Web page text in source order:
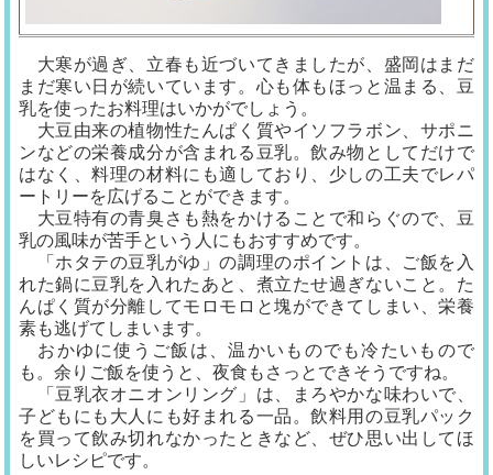
大寒が過ぎ、立春も近づいてきましたが、盛岡はまだ
まだ寒い日が続いています。心も体もほっと温まる、豆
乳を使ったお料理はいかがでしょう。
大豆由来の植物性たんぱく質やイソフラボン、サポニ
ンなどの栄養成分が含まれる豆乳。飲み物としてだけで
はなく、料理の材料にも適しており、少しの工夫でレパ
ートリーを広げることができます。
大豆特有の青臭さも熱をかけることで和らぐので、豆
乳の風味が苦手という人にもおすすめです。
「ホタテの豆乳がゆ」の調理のポイントは、ご飯を入
れた鍋に豆乳を入れたあと、煮立たせ過ぎないこと。た
んぱく質が分離してモロモロと塊ができてしまい、栄養
素も逃げてしまいます。
おかゆに使うご飯は、温かいものでも冷たいもので
も。余りご飯を使うと、夜食もさっとできそうですね。
「豆乳衣オニオンリング」は、まろやかな味わいで、
子どもにも大人にも好まれる一品。飲料用の豆乳パック
を買って飲み切れなかったときなど、ぜひ思い出してほ
しいレシピです。